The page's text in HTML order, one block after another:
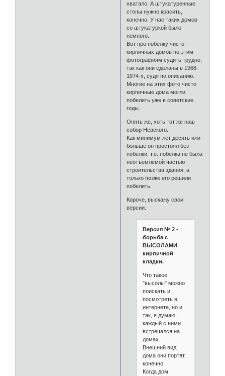
хватало. А штукатуренные
стены нужно красить,
конечно. У нас таких домов
со штукатуркой было
немного.
Вот про побелку чисто
кирпичных домов по этим
фотографиям судить трудно,
так как они сделаны в 1968-
1974-х, судя по описанию.
Многие на этих фото чисто
кирпичные дома могли
побелить уже в советские
годы.
Опять же, хоть тот же наш
собор Невского.
Как минимум лет десять или
больше он простоял без
побелки, т.е. побелка не была
неотъемлемой частью
строительства здания, а
только позже его решили
побелить.
Короче, выскажу свои
версии.
Версия № 2 -
борьба с
ВЫСОЛАМИ
кирпичной
кладки.
Что такое
"высолы" можно
поискать и
посмотреть в
интернете, но и
так, я думаю,
каждый с ними
встречался на
домах.
Внешний вид
дома они портят,
конечно.
Когда дом